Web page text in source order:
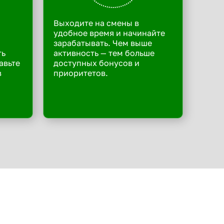
Выходите на смены в
удобное время и начинайте
зарабатывать. Чем выше
активность — тем больше
доступных бонусов и
приоритетов.